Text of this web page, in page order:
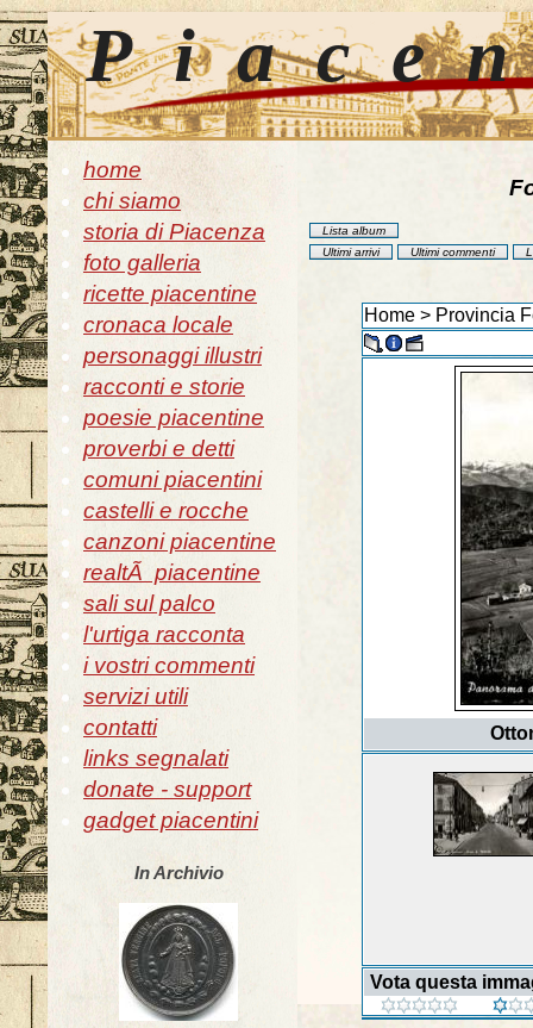
home
chi siamo
storia di Piacenza
foto galleria
ricette piacentine
cronaca locale
personaggi illustri
racconti e storie
poesie piacentine
proverbi e detti
comuni piacentini
castelli e rocche
canzoni piacentine
realtÃ piacentine
sali sul palco
l'urtiga racconta
i vostri commenti
servizi utili
contatti
links segnalati
donate - support
gadget piacentini
In Archivio
Lista album
Ultimi arrivi
Ultimi commenti
Home> Provincia
Vota questa